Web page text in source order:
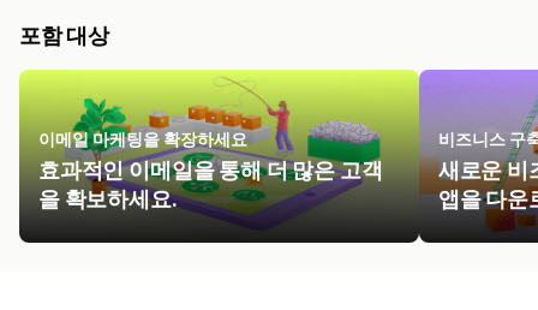
포함 대상
이메일 마케팅을 확장하세요
효과적인 이메일을 통해 더 많은 고객
을 확보하세요.
비즈니스 구
새로운 비
앱을 다운